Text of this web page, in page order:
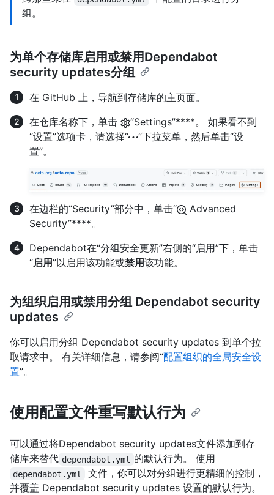
组。
为单个存储库启用或禁用Dependabot
security updates分组
在 GitHub 上，导航到存储库的主页面。
在仓库名称下，单击
“Settings”****。 如果看不到
“设置”选项卡，请选择“
”下拉菜单，然后单击“设
置”。
在边栏的“Security”部分中，单击“
Advanced
Security”****。
Dependabot在“分组安全更新”右侧的“启用”下，单击
“启用”以启用该功能或禁用该功能。
为组织启用或禁用分组 Dependabot security
updates
你可以启用分组 Dependabot security updates 到单个拉
取请求中。 有关详细信息，请参阅“配置组织的全局安全设
置”。
使用配置文件重写默认行为
可以通过将Dependabot security updates文件添加到存
储库来替代 dependabot.yml 的默认行为。 使用
dependabot.yml
文件，你可以对分组进行更精细的控制，
并覆盖 Dependabot security updates 设置的默认行为。